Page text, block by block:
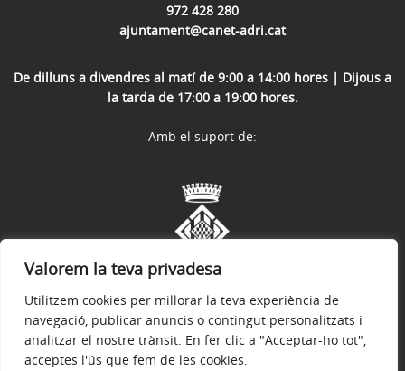
Valorem la teva privadesa
Utilitzem cookies per millorar la teva experiència de
navegació, publicar anuncis o contingut personalitzats i
analitzar el nostre trànsit. En fer clic a "Acceptar-ho tot",
acceptes l'ús que fem de les cookies.
972 428 280
ajuntament@canet-adri.cat
De dilluns a divendres al matí de 9:00 a 14:00 hores | Dijous a
la tarda de 17:00 a 19:00 hores.
Avís legal Política de privacitat
Amb el suport de: